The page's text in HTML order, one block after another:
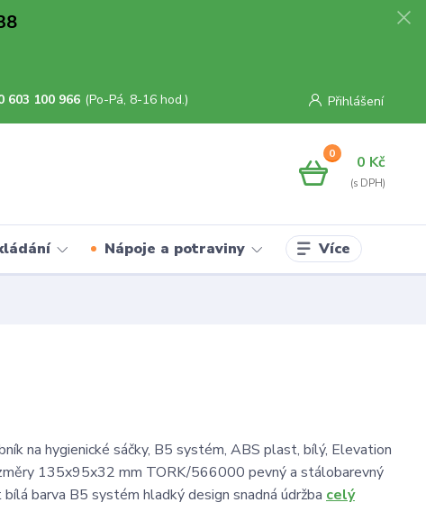
Přihlášení
603 100 966 (Po-Pá, 8-16 hod.)
0 0 Kč
Nápoje a potraviny Více
na hygienické sáčky, B5 systém, ABS plast, bílý, Elevation
135x95x32 mm TORK/566000 pevný a stálobarevný
barva B5 systém hladký design snadná údržba celý